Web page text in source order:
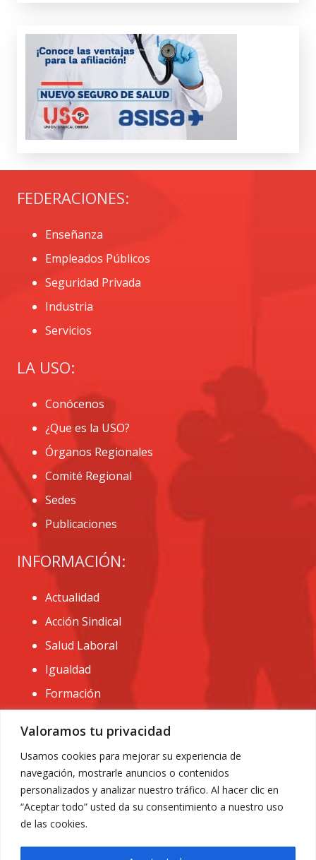
Valoramos tu privacidad
Usamos cookies para mejorar su experiencia de
navegación, mostrarle anuncios o contenidos
personalizados y analizar nuestro tráfico. Al hacer clic en
“Aceptar todo” usted da su consentimiento a nuestro uso
de las cookies.
FEDERACIONES:
Enseñanza
Empleados Públicos
Seguridad Privada
Industria
Servicios
LA USO:
Conócenos
¿Que es la USO?
Órganos Regionales
Comité Regional
Sedes
Publicaciones
INFORMACIÓN:
Actualidad
Acción Sindical
Salud Laboral
Igualdad
Formación
CONTACTO:
administracion@usomurcia.org
968 25 01 20
C/ Huerto de las bombas nº6. 30009 Murcia